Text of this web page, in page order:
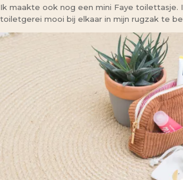
Ik maakte ook nog een mini Faye toilettasje.
toiletgerei mooi bij elkaar in mijn rugzak te